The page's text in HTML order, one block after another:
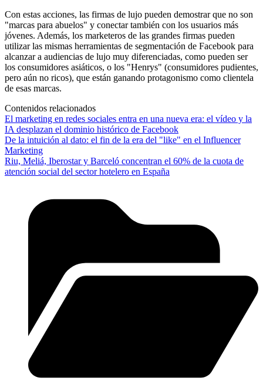
Con estas acciones, las firmas de lujo pueden demostrar que no son
"marcas para abuelos" y conectar también con los usuarios más
jóvenes. Además, los marketeros de las grandes firmas pueden
utilizar las mismas herramientas de segmentación de Facebook para
alcanzar a audiencias de lujo muy diferenciadas, como pueden ser
los consumidores asiáticos, o los "Henrys" (consumidores pudientes,
pero aún no ricos), que están ganando protagonismo como clientela
de esas marcas.
Contenidos relacionados
El marketing en redes sociales entra en una nueva era: el vídeo y la
IA desplazan el dominio histórico de Facebook
De la intuición al dato: el fin de la era del "like" en el Influencer
Marketing
Riu, Meliá, Iberostar y Barceló concentran el 60% de la cuota de
atención social del sector hotelero en España